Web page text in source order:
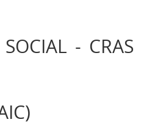
- CRAS